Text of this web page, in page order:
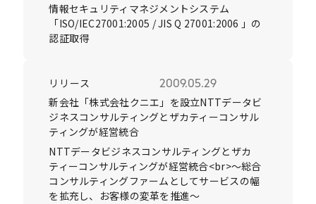
情報セキュリティマネジメントシステム
「ISO/IEC27001:2005 / JIS Q 27001:2006 」の
認証取得
新会社「株式会社クニエ」を設立NTTデータビ
ジネスコンサルティングとザカティーコンサル
ティングが経営統合
NTTデータビジネスコンサルティングとザカ
ティーコンサルティングが経営統合<br>～総合
コンサルティングファームとしてサービスの幅
を拡充し、お客様の変革を推進～
リリース 2009.05.29